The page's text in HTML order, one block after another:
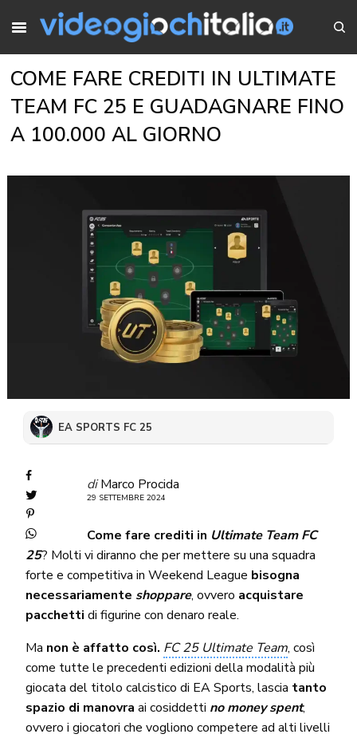
COME FARE CREDITI IN ULTIMATE
TEAM FC 25 E GUADAGNARE FINO
A 100.000 AL GIORNO
EA SPORTS FC 25
di Marco Procida
29 SETTEMBRE 2024
Come fare crediti in Ultimate Team FC
25? Molti vi diranno che per mettere su una squadra
forte e competitiva in Weekend League bisogna
necessariamente shoppare, ovvero acquistare
pacchetti di figurine con denaro reale.
Ma non è affatto così. FC 25 Ultimate Team, così
come tutte le precedenti edizioni della modalità più
giocata del titolo calcistico di EA Sports, lascia tanto
spazio di manovra ai cosiddetti no money spent,
ovvero i giocatori che vogliono competere ad alti livelli